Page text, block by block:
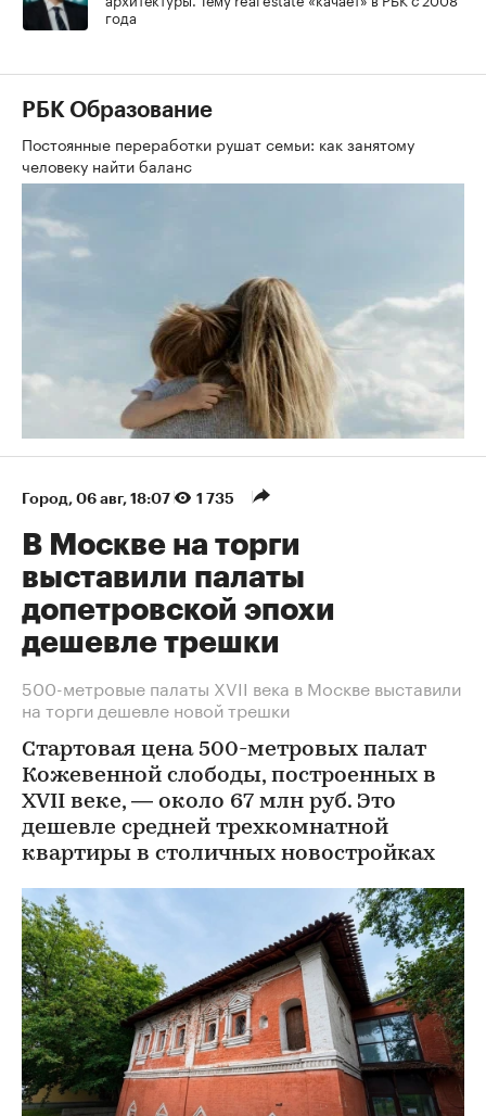
года
РБК Образование
Постоянные переработки рушат семьи: как занятому
человеку найти баланс
Город⁠, 06 авг, 18:07 1 735
В Москве на торги
выставили палаты
допетровской эпохи
дешевле трешки
500-метровые палаты XVII века в Москве выставили
на торги дешевле новой трешки
Стартовая цена 500-метровых палат
Кожевенной слободы, построенных в
XVII веке, — около 67 млн руб. Это
дешевле средней трехкомнатной
квартиры в столичных новостройках